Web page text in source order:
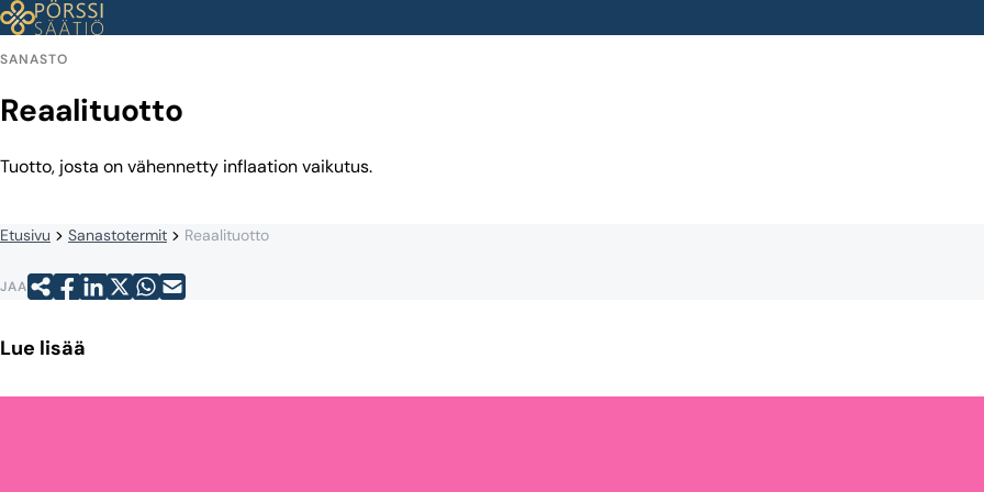
Siirry
sisältöön
SANASTO
Reaalituotto
Tuotto, josta on vähennetty inflaation vaikutus.
Etusivu Sanastotermit Reaalituotto
JAA
Lue lisää